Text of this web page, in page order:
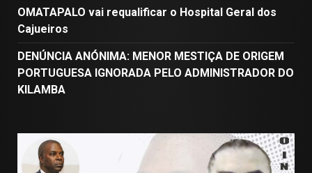
OMATAPALO vai requalificar o Hospital Geral dos
Cajueiros
DENÚNCIA ANÓNIMA: MENOR MESTIÇA DE ORIGEM
PORTUGUESA IGNORADA PELO ADMINISTRADOR DO
KILAMBA